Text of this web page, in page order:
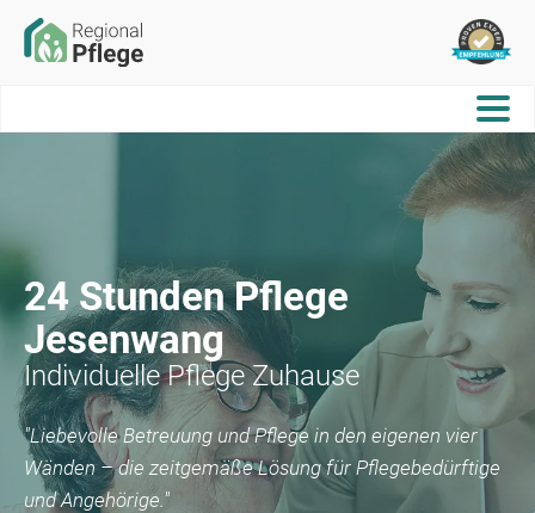
24 Stunden Pflege
Jesenwang
Individuelle Pflege Zuhause
"Liebevolle Betreuung und Pflege in den eigenen vier
Wänden – die zeitgemäße Lösung für Pflegebedürftige
und Angehörige."